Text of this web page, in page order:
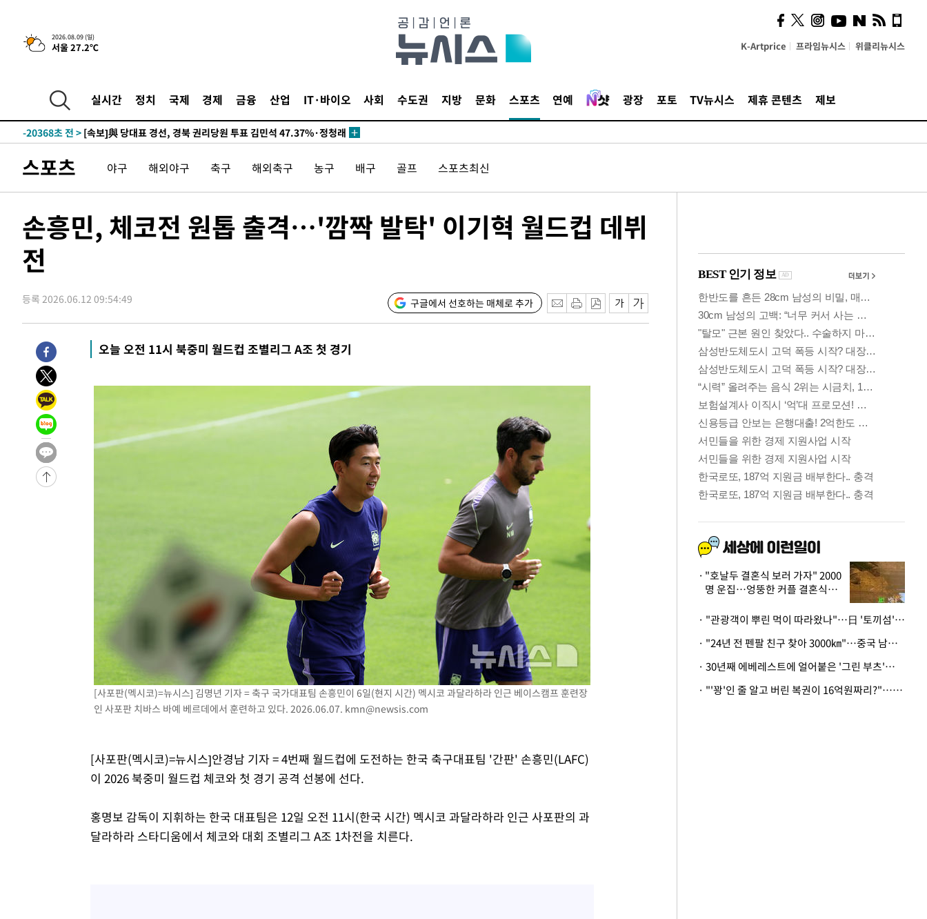
2026.08.09 (일)
서울 27.2℃ K-Artprice 프라임뉴시스 위클리뉴시스
실시간 정치 국제 경제 금융 산업 IT·바이오 사회 수도권 지방 문화 스포츠 연예 광장 포토 TV뉴시스 제휴 콘텐츠 제보
-25411초 전 >태풍 돌핀, 중 저장성 타이저우시 해안에 상륙 (1보)
-22757초 전 > AT마드리드 데뷔 앞둔 이강인, 맨시티전 선발 대신 '벤치 시작'
44.40%
-20721초 전 >
與 강원·TK 당원투표 합산 김민석 46.01%로 승리…정청래
44.53%
-20561초 전 >
-20368초 전 > [속보]與 당대표 경선, 경북 권리당원 투표 김민석 47.37%·정청래
46.35%
-20067초 전 >
[속보]與 당대표 경선, 강원 권리당원 투표 김민석 승리…50.30%
-17985초 전 >"일본축구협회, 대한축구협회 성 접대 의혹 심판 조사"
정상
-5992초 전 >"얼마나 더웠으면"…안동 물길공원서 헤엄친 구렁이 '소동'
-5919초 전 >
-5191초 전 >
2시간 전 >'여긴 20도, 저긴 50도'…열화상 카메라로 본 폭염 저감시설 '온도차'
2시간 전 >콜롬비아 신임 우파 대통령 취임 하루만에 차량폭탄 폭발 사건
-32273초 전 >
'AT마드리드 7번' 이강인, 맨시티 상대로 비공식 데뷔전
-31775초 전 >
-29839초 전 >
네타냐후, 트럼프의 가자 평화 2차 15개조 평화안 '거부'
-26435초 전 >
이강인 ATM 입단식에 '상암벌 들썩'…"세계적인 선수 되길"
-25431초 전 >
태풍 돌핀, 중 저장성 타이저우시 해안에 상륙 (1보)
-22777초 전 >
AT마드리드 데뷔 앞둔 이강인, 맨시티전 선발 대신 '벤치 시작'
-21407초 전 >
[속보]與 강원·TK 당원투표 합산 김민석 48.54%로 승리…정청래
44.40%
-20741초 전 >
[속보]與전대 권리당원투표…강원·경북 김민석, 대구 정청래 승리
[속보]與 당대표 경선, 경북 권리당원 투표 김민석 47.37%·정청래
[속보]與 당대표 경선, 대구 권리당원 투표 정청래 47.82%·김민석
[속보]與 당대표 경선, 강원 권리당원 투표 김민석 승리…50.30%
"일본축구협회, 대한축구협회 성 접대 의혹 심판 조사"
[속보]장은수, KLPGA 제주삼다수 역전 우승…데뷔 10년 차에 첫
"얼마나 더웠으면"…안동 물길공원서 헤엄친 구렁이 '소동'
손흥민, 68분 뛰고 2경기 침묵…LAFC, 톨루카에 1-0 승리(종합)
'2경기 연속 침묵' 손흥민, 톨루카전 68분만 뛰고 슈팅 0개
이강인, 오늘 서울서 AT마드리드 입단식…'전례 없는 특급대우'
'여긴 20도, 저긴 50도'…열화상 카메라로 본 폭염 저감시설 '온도차'
콜롬비아 신임 우파 대통령 취임 하루만에 차량폭탄 폭발 사건
스포츠 야구 해외야구 축구 해외축구 농구 배구 골프 스포츠최신
손흥민, 체코전 원톱 출격…'깜짝 발탁' 이기혁 월드컵 데뷔
전
등록 2026.06.12 09:54:49 구글에서 선호하는 매체로 추가
오늘 오전 11시 북중미 월드컵 조별리그 A조 첫 경기
[사포판(멕시코)=뉴시스] 김명년 기자 = 축구 국가대표팀 손흥민이 6일(현지 시간) 멕시코 과달라하라 인근 베이스캠프 훈련장
인 사포판 치바스 바예 베르데에서 훈련하고 있다. 2026.06.07. kmn@newsis.com
[사포판(멕시코)=뉴시스]안경남 기자 = 4번째 월드컵에 도전하는 한국 축구대표팀 '간판' 손흥민(LAFC)
이 2026 북중미 월드컵 체코와 첫 경기 공격 선봉에 선다.
홍명보 감독이 지휘하는 한국 대표팀은 12일 오전 11시(한국 시간) 멕시코 과달라하라 인근 사포판의 과
달라하라 스타디움에서 체코와 대회 조별리그 A조 1차전을 치른다.
사이 해답 찾았죠"…알을
깨고 나온 '초자아'
"호날두 결혼식 보러 가자" 2000
명 운집…엉뚱한 커플 결혼식에
· "관광객이 뿌린 먹이 따라왔나"…日 '토끼섬' 멧돼지, 토끼까지 사냥
· "24년 전 펜팔 친구 찾아 3000㎞"…중국 남성 사연에 '뭉클'
· 30년째 에베레스트에 얼어붙은 '그린 부츠'…드디어 가족 품으로
· "'꽝'인 줄 알고 버린 복권이 16억원짜리?"…극적으로 되찾은 사연